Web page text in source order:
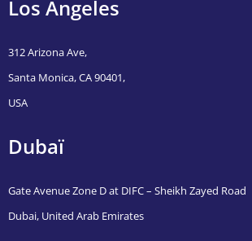
Los Angeles
312 Arizona Ave,
Santa Monica, CA 90401,
USA
Dubaï
Gate Avenue Zone D at DIFC – Sheikh Zayed Road
Dubai, United Arab Emirates